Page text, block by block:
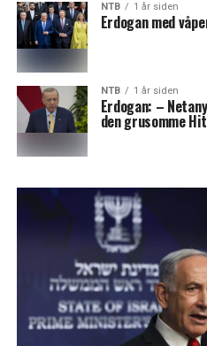
NTB 1 år siden
Erdogan med
NTB 1 år siden
Erdogan: –
den grusomme